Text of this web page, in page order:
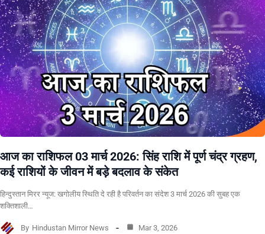
आज का राशिफल 03 मार्च 2026: सिंह राशि में पूर्ण चंद्र ग्रहण,
कई राशियों के जीवन में बड़े बदलाव के संकेत
हिन्दुस्तान मिरर न्यूज: खगोलीय स्थिति दे रही है परिवर्तन का संदेश 3 मार्च 2026 की सुबह एक
शक्तिशाली…
By Hindustan Mirror News Mar 3, 2026